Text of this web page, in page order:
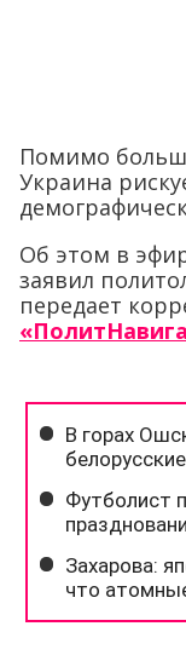
Помимо
Украина
Об этом в
заявил
передает